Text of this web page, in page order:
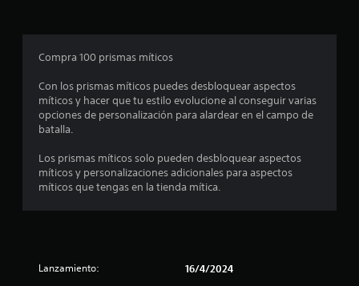
i
i
c
a
i
Compra 100 prismas míticos
Con los prismas míticos puedes desbloquear aspectos
míticos y hacer que tu estilo evolucione al conseguir varias
opciones de personalización para alardear en el campo de
batalla.
Los prismas míticos solo pueden desbloquear aspectos
míticos y personalizaciones adicionales para aspectos
míticos que tengas en la tienda mítica.
Lanzamiento: 16/4/2024